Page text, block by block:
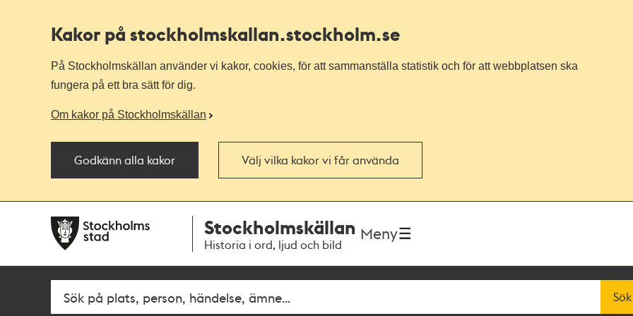
Kakor på stockholmskallan.stockholm.se
På Stockholmskällan använder vi kakor, cookies, för att sammanställa statistik och för att webbplatsen ska
fungera på ett bra sätt för dig.
Om kakor på Stockholmskällan
Godkänn alla kakor Välj vilka kakor vi får använda
navigationen
huvudinnehållet
Stockholmskällan
Historia i ord, ljud och bild
Meny
Fritextsök Sök